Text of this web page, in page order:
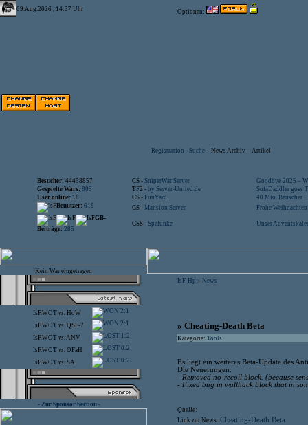
09.Aug.2026 , 14:37 Uhr Optionen:
Registration - Suche - News Archiv - Artikel
Besucher: 44458857 CS - SniperWar Server
Goodbye 2025 –
Gespielte Wars: 803 TF2 - by Server-United.de
SofaDaddler goes
User online: 18 CS - FunYard
40 Mio. Beuscher
Benutzer: 618 CS - Mansion Server
Frohe
GB-
Beiträge: 285
CSS - Spelunke Unser
Kein War eingetragen
IsF.WOT vs. HoW 2:1
IsF.WOT vs. QSF-7 2:1
IsF.WOT vs.ANV 1:2
IsF.WOT vs. OFaH 0:2
IsF.WOT vs. SA 0:2
- Zur Sponsor Section -
IsF-Hp > News
» Cheating-Death Beta
Kategorie: Tools
Es liegt ein weiteres Beta-Update des
Die Neuerungen:
- Removed no-recoil block. (because
- Fixed bug in wallhack block that in
Quelle:
Link zur News: Cheating-Death Beta